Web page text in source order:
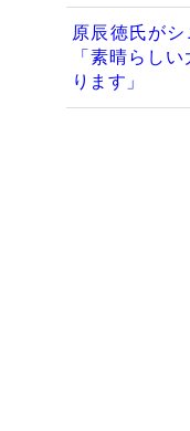
原辰徳氏が
「素晴らし
ります」